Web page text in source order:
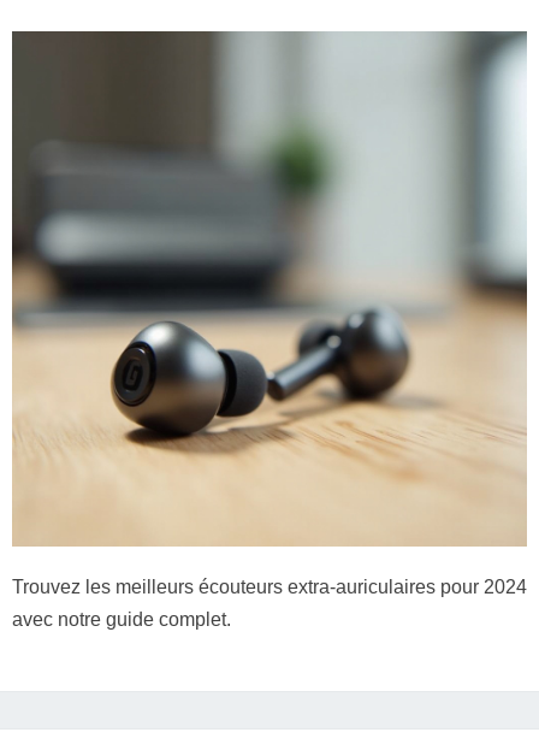
Trouvez les meilleurs écouteurs extra-auriculaires pour 2024
avec notre guide complet.